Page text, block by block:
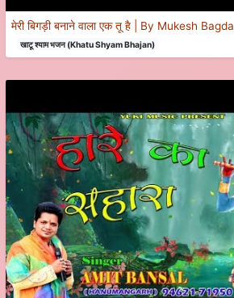
मेरी बिगड़ी बनाने वाला एक तू है | By Mukesh Bagda
खाटू श्याम भजन (Khatu Shyam Bhajan)